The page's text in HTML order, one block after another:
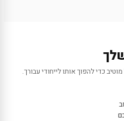
כדי להפוך אותו לייחודי עבורך.